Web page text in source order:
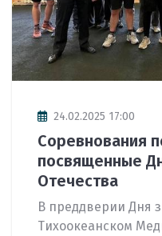
24.02.2025 17:00
Соревнования
посвященные
Отечества
В преддверии Дня
Тихоокеанском